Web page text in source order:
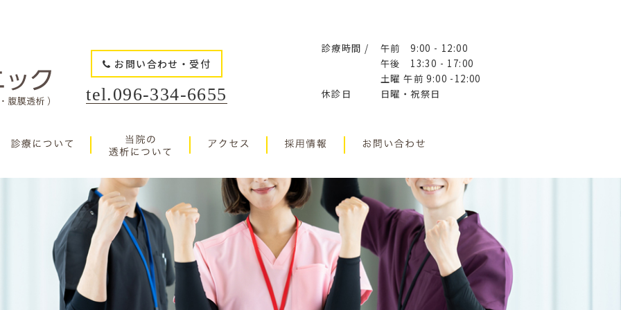
お問い合わせ・受付
tel.096-334-6655
診療時間 /
午前 9:00 - 12:00
午後 13:30 - 17:00
土曜 午前 9:00 -12:00
休診日
日曜・祝祭日